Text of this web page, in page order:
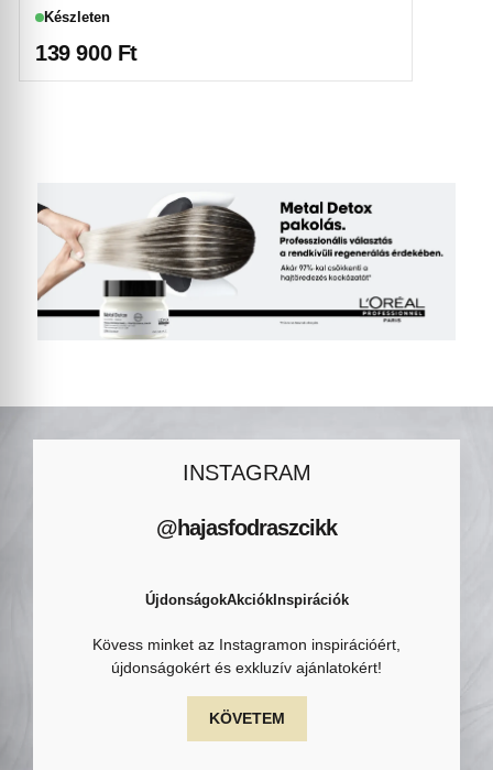
Készleten
139 900 Ft
INSTAGRAM
@hajasfodraszcikk
ÚjdonságokAkciókInspirációk
Kövess minket az Instagramon inspirációért,
újdonságokért és exkluzív ajánlatokért!
KÖVETEM